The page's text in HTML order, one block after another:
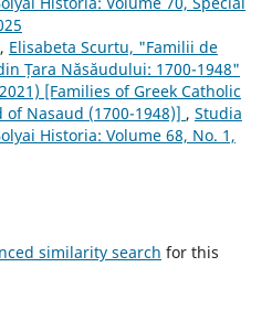
Elisabeta Scurtu, "Familii de
Țara Năsăudului: 1700-1948"
[Families of Greek Catholic
Nasaud (1700-1948)] , Studia
Historia: Volume 68, No. 1,
similarity search for this